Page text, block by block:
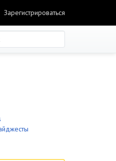
Зарегистрироваться